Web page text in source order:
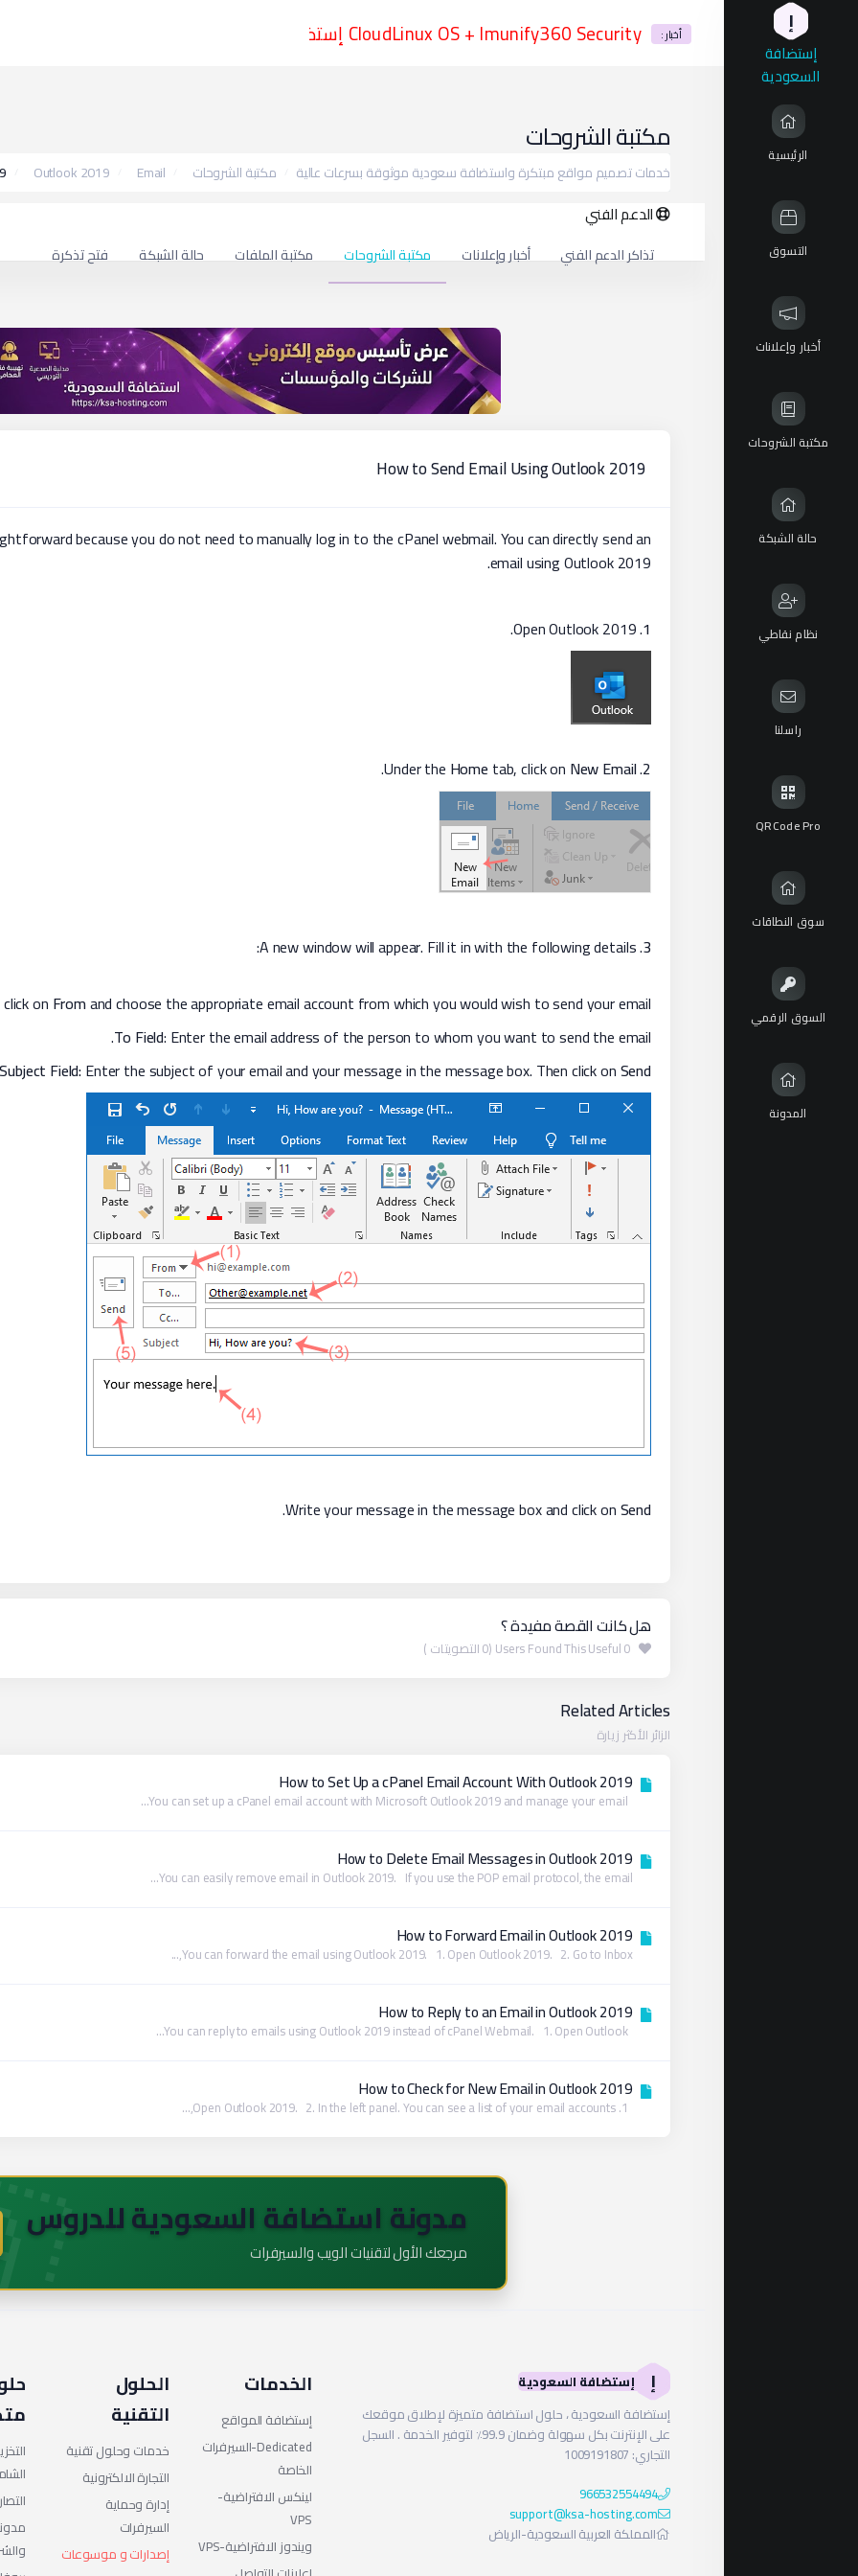
أخبار : CloudLinux OS + Imunify360 Security إستضافة السعودية أمنية شاملة إ
إستضافة
السعودية
الرئيسية
التسوق
أخبار وإعلانات
مكتبة الشروحات
حالة الشبكة
نظام نقاطي
راسلنا
QRCode Pro
سوق النطاقات
السوق الرقمي
المدونة
مكتبة الشروحات
خدمات تصميم مواقع مبتكرة واستضافة سعودية موثوقة بسرعات عالية مكتبة الشروحات Email
Outlook 2019
الدعم الفني
تذاكر الدعم الفني أخبار وإعلانات مكتبة الشروحات مكتبة الملفات حالة الشبكة فتح تذكرة
How to Send Email Using Outlook 2019
because you do not need to manually log in to the cPanel webmail. You can directly send an
email using Outlook 2019.
1
. Open Outlook 2019.
2
. Under the
Home tab, click on New Email
.
3
. A new window will appear. Fill it in with the following details:
on Fromand choose the appropriate email account from which you would wish to send your email.
To Field: Enter the email address of the person to whom you want to send the email.
Subject Field:Enter the subject of your email and your message in the message box. Then click onSend
Write your message in the message box and click onSend
.
هل كانت القصة مفيدة ؟
Related Articles
الزائر الأكثر زيارة
How to Set Up a cPanel Email Account With Outlook 2019
How to Delete Email Messages in Outlook 2019
You can easily remove email in Outlook 2019. If you use the POP email protocol, the email...
How to Forward Email in Outlook 2019
You can forward the email using Outlook 2019. 1. Open Outlook 2019. 2. Go to Inbox,...
How to Reply to an Email in Outlook 2019
You can reply to emails using Outlook 2019 instead of cPanel Webmail. 1. Open Outlook...
How to Check for New Email in Outlook 2019
مدونة استضافة السعودية للدروس
مرجعك الأول لتقنيات الويب والسيرفرات
إ
إستضافة السعودية
إستضافة السعودية ، حلول استضافة متميزة لإطلاق موقعك
على الإنترنت بكل سهولة وضمان 99.9٪ لتوفير الخدمة . السجل
التجاري: 1009191807
966532554494
support@ksa-hosting.com
المملكة العربية السعودية-الرياض
الخدمات
إستضافة المواقع
Dedicated-السيرفرات
الخاصة
لينكس الافتراضية-
VPS
ويندوز الافتراضية-VPS
الحلول
التقنية
خدمات وحلول تقنية
التجارة الالكترونية
إدارة وحماية
السيرفرات
إصدارات و موسوعات